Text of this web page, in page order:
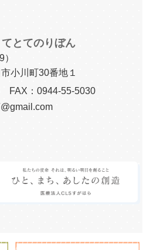
とてのりぼん
小川町30番地１
FAX：0944-55-5030